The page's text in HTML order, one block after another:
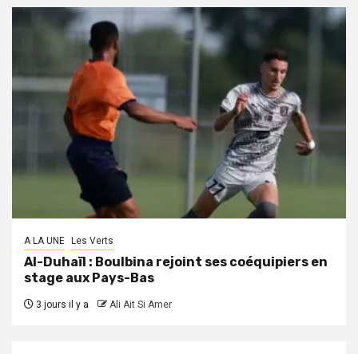
A LA UNE Les Verts
Al-Duhaïl : Boulbina rejoint ses coéquipiers en
stage aux Pays-Bas
3 jours il y a Ali Ait Si Amer